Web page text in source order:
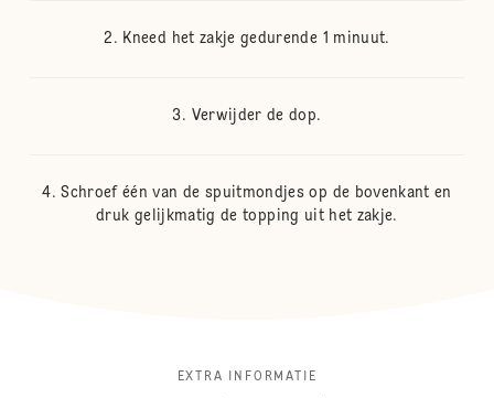
Kneed het zakje gedurende 1 minuut.
Verwijder de dop.
Schroef één van de spuitmondjes op de bovenkant en
druk gelijkmatig de topping uit het zakje.
EXTRA INFORMATIE